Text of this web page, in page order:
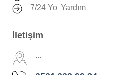
7/24 Yol Yardım
İletişim
...